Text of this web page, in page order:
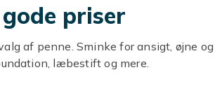
priser
af penne. Sminke for ansigt, øjne
læbestift og mere.